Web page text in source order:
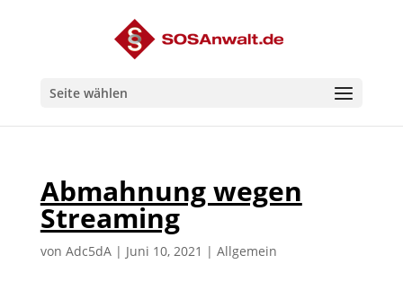
Seite wählen
Abmahnung wegen
Streaming
von Adc5dA| Juni 10, 2021 | Allgemein